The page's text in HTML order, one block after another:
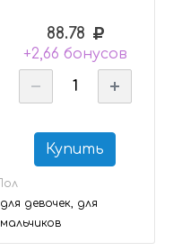
88.78
+2,66 бонусов
Купить
Пол
для девочек, для
мальчиков